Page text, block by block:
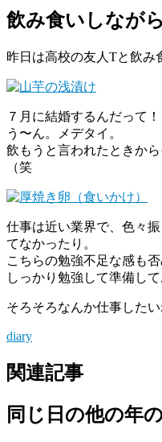
飲み食いしなが
昨日は高校の友人Tと飲み
７月に結婚するんだって！
う〜ん。メデタイ。
飲もうと言われたときか
（笑
仕事は近い業界で、色々
てなかったり。
こちらの勉強不足な感も否
しっかり勉強して準備して
そろそろなんか仕事したい
diary
関連記事
同じ日の他の年